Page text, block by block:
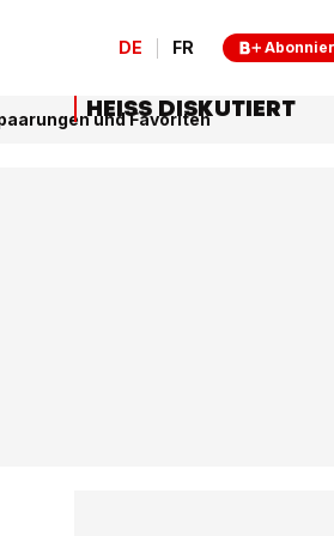
DE FR
und Favoriten
HEISS DISKUTIERT